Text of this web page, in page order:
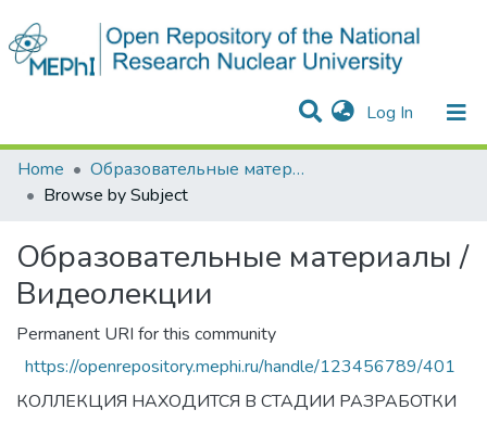
Log In (current)
Communities & Collections
All of DSpace
Home
Образовательные материалы / Видеолекции
Browse by Subject
Образовательные материалы /
Видеолекции
Permanent URI for this community
https://openrepository.mephi.ru/handle/123456789/401
КОЛЛЕКЦИЯ НАХОДИТСЯ В СТАДИИ РАЗРАБОТКИ